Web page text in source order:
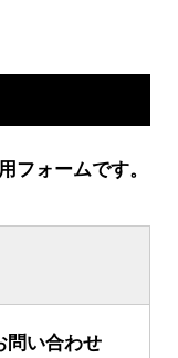
フォームです。
問い合わせ